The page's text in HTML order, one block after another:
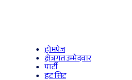
होमपेज
क्षेत्रगत उम्मेदवार
पार्टी
हट सिट